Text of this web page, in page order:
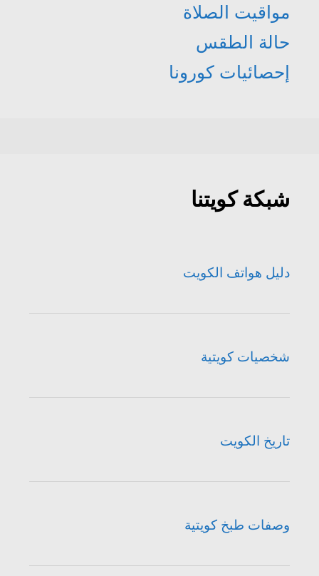
مواقيت الصلاة
حالة الطقس
إحصائيات كورونا
شبكة كويتنا
دليل هواتف الكويت
شخصيات كويتية
تاريخ الكويت
وصفات طبخ كويتية